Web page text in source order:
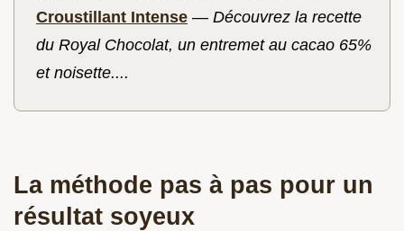
Croustillant Intense — Découvrez la recette
du Royal Chocolat, un entremet au cacao 65%
et noisette....
La méthode pas à pas pour un
résultat soyeux